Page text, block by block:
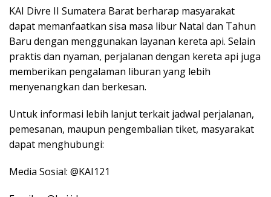
KAI Divre II Sumatera Barat berharap masyarakat
dapat memanfaatkan sisa masa libur Natal dan Tahun
Baru dengan menggunakan layanan kereta api. Selain
praktis dan nyaman, perjalanan dengan kereta api juga
memberikan pengalaman liburan yang lebih
menyenangkan dan berkesan.
Untuk informasi lebih lanjut terkait jadwal perjalanan,
pemesanan, maupun pengembalian tiket, masyarakat
dapat menghubungi:
Media Sosial: @KAI121